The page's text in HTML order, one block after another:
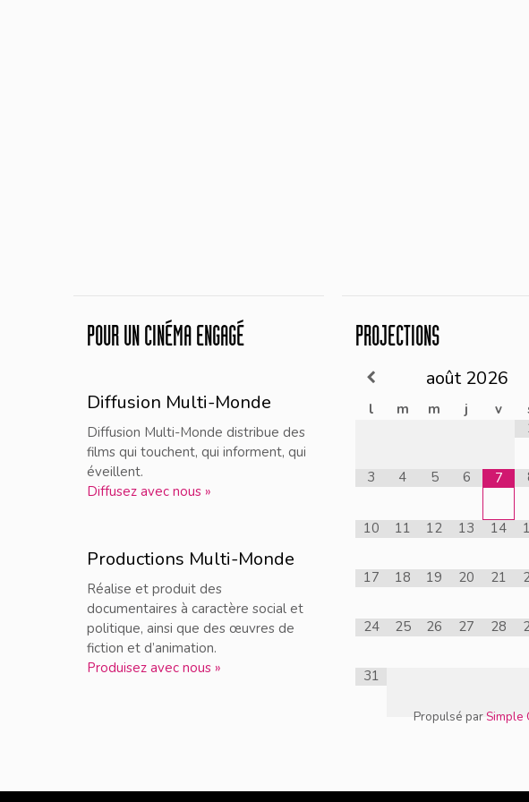
POUR UN CINÉMA ENGAGÉ
Diffusion Multi-Monde
Diffusion Multi-Monde distribue des
films qui touchent, qui informent, qui
éveillent.
Diffusez avec nous »
Productions Multi-Monde
Réalise et produit des
documentaires à caractère social et
politique, ainsi que des œuvres de
fiction et d’animation.
Produisez avec nous »
PROJECTIONS
août 2026
l m m j v
3 4 5 6 7
10 11 12 13 14
17 18 19 20 21
24 25 26 27 28
31
Propulsé par Simple